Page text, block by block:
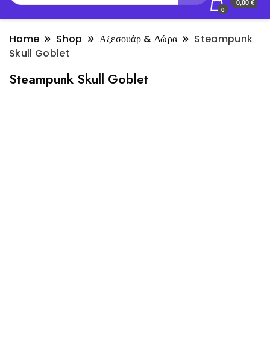
0
0,00 €
Home Shop Αξεσουάρ & Δώρα
Steampunk
Skull Goblet
Steampunk Skull Goblet